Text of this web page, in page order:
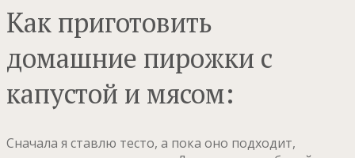
Как приготовить
домашние пирожки с
капустой и мясом:
Сначала я ставлю тесто, а пока оно подходит,